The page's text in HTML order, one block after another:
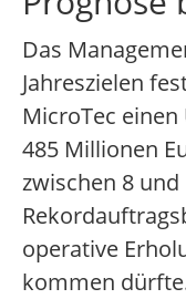
Das
Jahreszielen
MicroTec
485 Millionen
zwischen 8
operative
kommen